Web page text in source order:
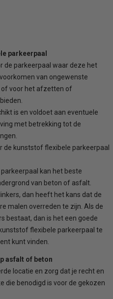
parkeerpaal
de parkeerpaal waar deze het
van ongewenste
voor het afzetten of
is en voldoet aan eventuele
met betrekking tot de
de kunststof flexibele parkeerpaal
kan het beste
van beton of asfalt.
dan heeft het kans dat de
malen overreden te zijn. Als de
bestaat, dan is het een goede
flexibele parkeerpaal te
kunt vinden.
asfalt of beton
locatie en zorg dat je recht en
die benodigd is voor de gekozen